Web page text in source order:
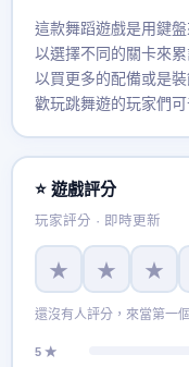
這款舞蹈遊戲是用鍵
以選擇不同的關卡來
以買更多的配備或是
歡玩跳舞遊的玩家們可
⭐ 遊戲評分
玩家評分 · 即時更新
★ ★ ★
還沒有人評分，來當第一
5 ★